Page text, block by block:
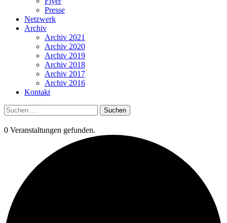
Presse
Netzwerk
Archiv
Archiv 2021
Archiv 2020
Archiv 2019
Archiv 2018
Archiv 2017
Archiv 2016
Kontakt
Suchen
nach:
0 Veranstaltungen gefunden.